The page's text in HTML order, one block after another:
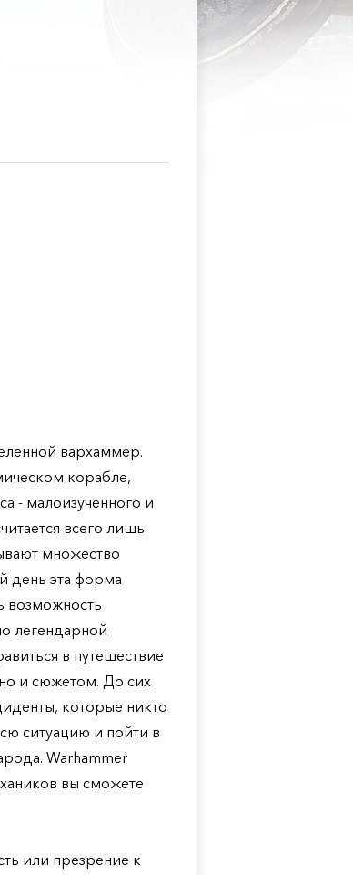
вархаммер.
корабле,
- малоизученного и
всего лишь
множество
день эта форма
возможность
легендарной
в путешествие
и сюжетом. До сих
которые никто
ситуацию и пойти в
Warhammer
вы сможете
или презрение к